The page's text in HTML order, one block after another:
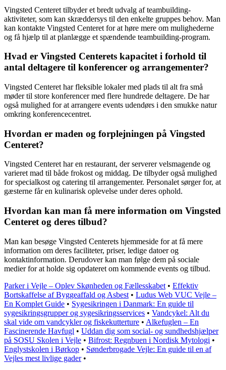
Vingsted Centeret tilbyder et bredt udvalg af teambuilding-
aktiviteter, som kan skræddersys til den enkelte gruppes behov. Man
kan kontakte Vingsted Centeret for at høre mere om mulighederne
og få hjælp til at planlægge et spændende teambuilding-program.
Hvad er Vingsted Centerets kapacitet i forhold til
antal deltagere til konferencer og arrangementer?
Vingsted Centeret har fleksible lokaler med plads til alt fra små
møder til store konferencer med flere hundrede deltagere. De har
også mulighed for at arrangere events udendørs i den smukke natur
omkring konferencecentret.
Hvordan er maden og forplejningen på Vingsted
Centeret?
Vingsted Centeret har en restaurant, der serverer velsmagende og
varieret mad til både frokost og middag. De tilbyder også mulighed
for specialkost og catering til arrangementer. Personalet sørger for, at
gæsterne får en kulinarisk oplevelse under deres ophold.
Hvordan kan man få mere information om Vingsted
Centeret og deres tilbud?
Man kan besøge Vingsted Centerets hjemmeside for at få mere
information om deres faciliteter, priser, ledige datoer og
kontaktinformation. Derudover kan man følge dem på sociale
medier for at holde sig opdateret om kommende events og tilbud.
Parker i Vejle – Oplev Skønheden og Fællesskabet • Effektiv
Bortskaffelse af Byggeaffald og Asbest • Ludus Web VUC Vejle –
En Komplet Guide • Sygesikringen i Danmark: En guide til
sygesikringsgrupper og sygesikringsservices • Vandcykel: Alt du
skal vide om vandcykler og fiskekutterture • Alkefuglen – En
Fascinerende Havfugl • Uddan dig som social- og sundhedshjælper
på SOSU Skolen i Vejle • Bifrost: Regnbuen i Nordisk Mytologi •
Englystskolen i Børkop • Sønderbrogade Vejle: En guide til en af
Vejles mest livlige gader•